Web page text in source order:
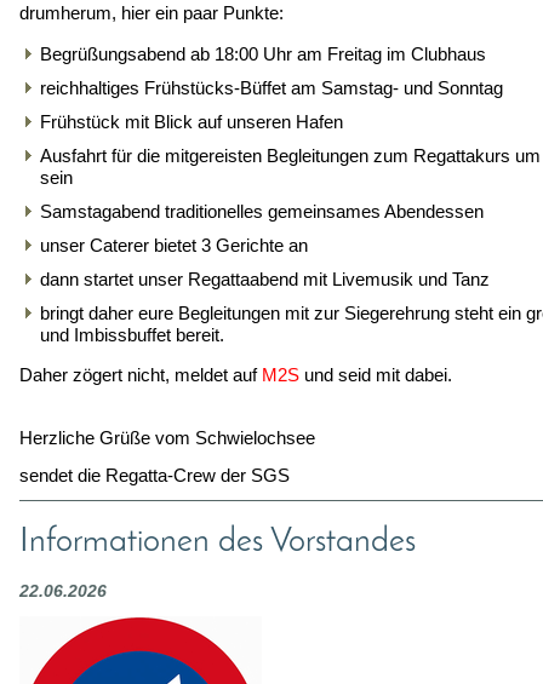
drumherum, hier ein paar Punkte:
Begrüßungsabend ab 18:00 Uhr am Freitag im Clubhaus
reichhaltiges Frühstücks-Büffet am Samstag- und Sonntag
Frühstück mit Blick auf unseren Hafen
Ausfahrt für die mitgereisten Begleitungen zum Regattakurs
sein
Samstagabend traditionelles gemeinsames Abendessen
unser Caterer bietet 3 Gerichte an
dann startet unser Regattaabend mit Livemusik und Tanz
bringt daher eure Begleitungen mit zur Siegerehrung steht ein
und Imbissbuffet bereit.
Daher zögert nicht, meldet auf M2S und seid mit dabei.
Herzliche Grüße vom Schwielochsee
sendet die Regatta-Crew der SGS
Informationen des Vorstandes
22.06.2026